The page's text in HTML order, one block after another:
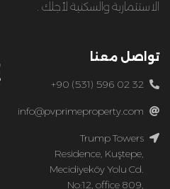
الاستثمارية والسكنية لأجلك .
تواصل معنا
+90 (531) 596 02 32
info@pvprimeproperty.com
Trump Towers
Residence, Kuştepe,
Mecidiyeköy Yolu Cd.
No:12, office 809,